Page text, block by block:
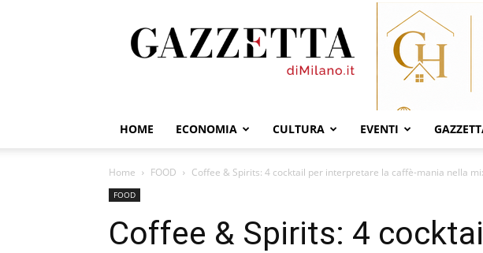
HOME ECONOMIA CULTURA EVENTI
Home FOOD Coffee & Spirits: 4 cocktail per interpretare la caffè-mania nella
FOOD
Coffee & Spirits: 4